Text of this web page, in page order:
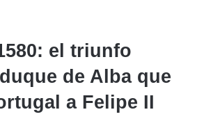
el triunfo
de Alba que
a Felipe II